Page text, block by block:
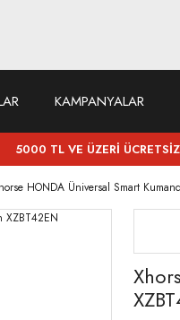
KAMPANYALAR
5000 TL VE ÜZERİ
HONDA Üniversal Smart